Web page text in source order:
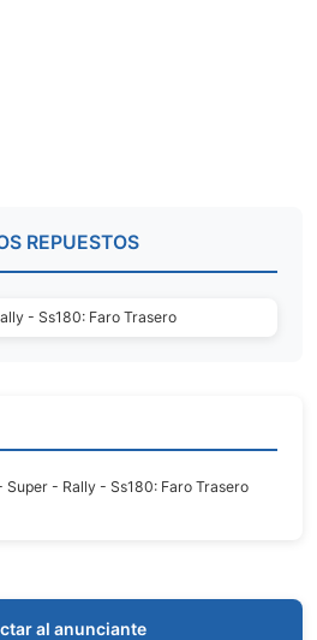
REPUESTOS
- Ss180: Faro Trasero
Super - Rally - Ss180: Faro Trasero
al anunciante